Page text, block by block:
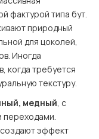
фактурой типа бут.
природный
для цоколей,
Иногда
когда требуется
текстуру.
медный, с
переходами.
эффект